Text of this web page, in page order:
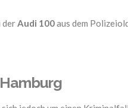
derAudi 100aus dem